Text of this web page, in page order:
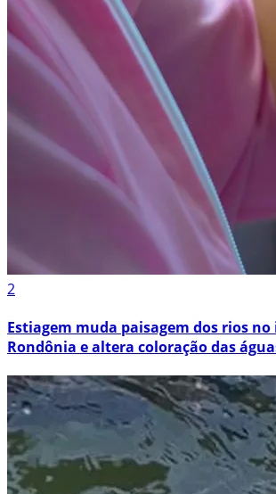
2
Estiagem muda paisagem dos rios
Rondônia e altera coloração das